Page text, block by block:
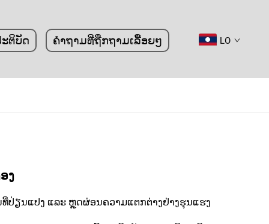
ຕິບັດ ຄຳຖາມທີ່ຖືກຖາມເລື້ອຍໆ LO
ງ
ທີ່ປ່ຽນແປງ ແລະ ຫຼຸດຜ່ອນຄວາມແຕກຕ່າງຢ່າງຮຸນແຮງ